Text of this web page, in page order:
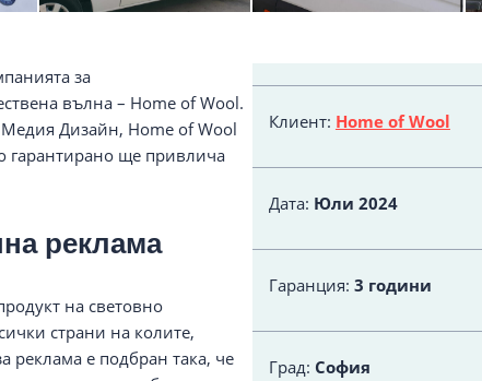
за
вълна – Home of Wool.
Дизайн, Home of Wool
гарантирано ще привлича
реклама
на световно
страни на колите,
реклама е подбран така, че
Клиент: Home of Wool
Дата: Юли 2024
Гаранция: 3 години
Град: София